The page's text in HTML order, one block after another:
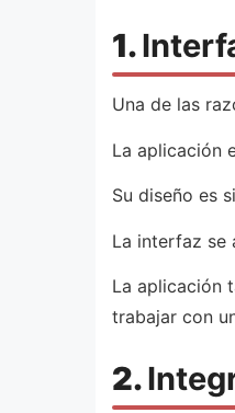
1.
Una de las
La aplicación
Su diseño es
La interfaz se
La aplicación
trabajar con
2.